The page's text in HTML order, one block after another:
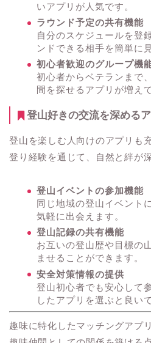
いアプリが人気です。
ラウンド予定の共有機能
自分のスケジュールを登
ンドできる相手を簡単に
初心者歓迎のグループ機
初心者からベテランまで
間を探せるアプリが増え
登山好きの交流を深める
登山を楽しむ人向けのアプリも
登り経験を通じて、自然と絆が
登山イベントの参加機能
同じ地域の登山イベント
気軽に出会えます。
登山記録の共有機能
お互いの登山歴や目標の
ませることができます。
安全対策情報の提供
登山初心者でも安心して
したアプリを選ぶと良い
趣味に特化したマッチングアプ